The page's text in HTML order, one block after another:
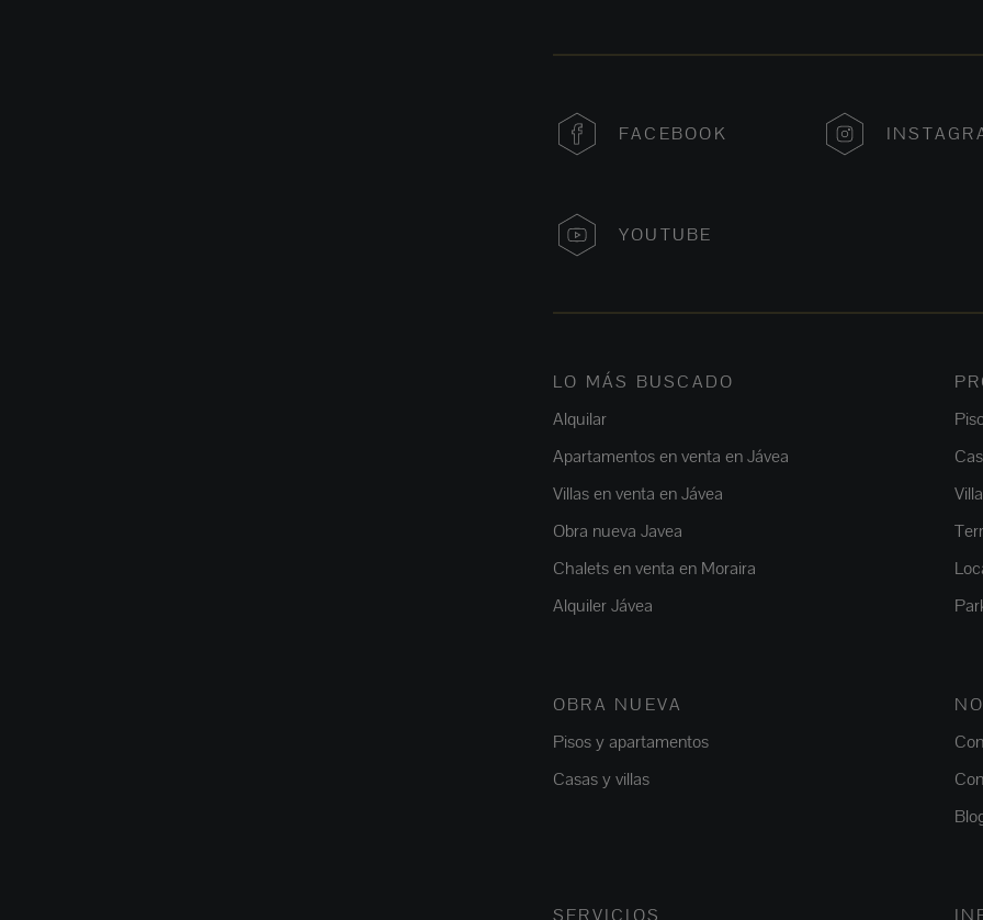
FACEBOOK
YOUTUBE
LO MÁS BUSCADO
Alquilar
Apartamentos en venta en Jávea
Villas en venta en Jávea
Obra nueva Javea
Chalets en venta en Moraira
Alquiler Jávea
OBRA NUEVA
Pisos y apartamentos
Casas y villas
SERVICIOS